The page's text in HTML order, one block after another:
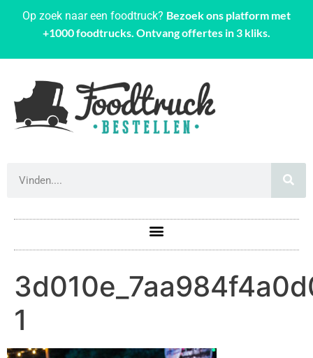
Op zoek naar een foodtruck? Bezoek ons platform met
+1000 foodtrucks. Ontvang offertes in 3 kliks.
1